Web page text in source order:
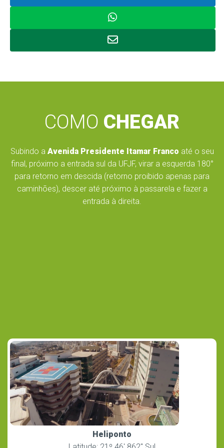
COMO CHEGAR
Subindo a Avenida Presidente Itamar Franco até o seu
final, próximo a entrada sul da UFJF, virar a esquerda 180°
para retorno em descida (retorno proibido apenas para
caminhões), descer até próximo à passarela e fazer a
entrada à direita.
Heliponto